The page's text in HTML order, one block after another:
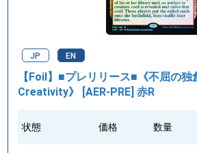
JP EN
【Foil】■プレリリース■《不屈の
Creativity》 [AER-PRE] 赤R
状態 価格 数量